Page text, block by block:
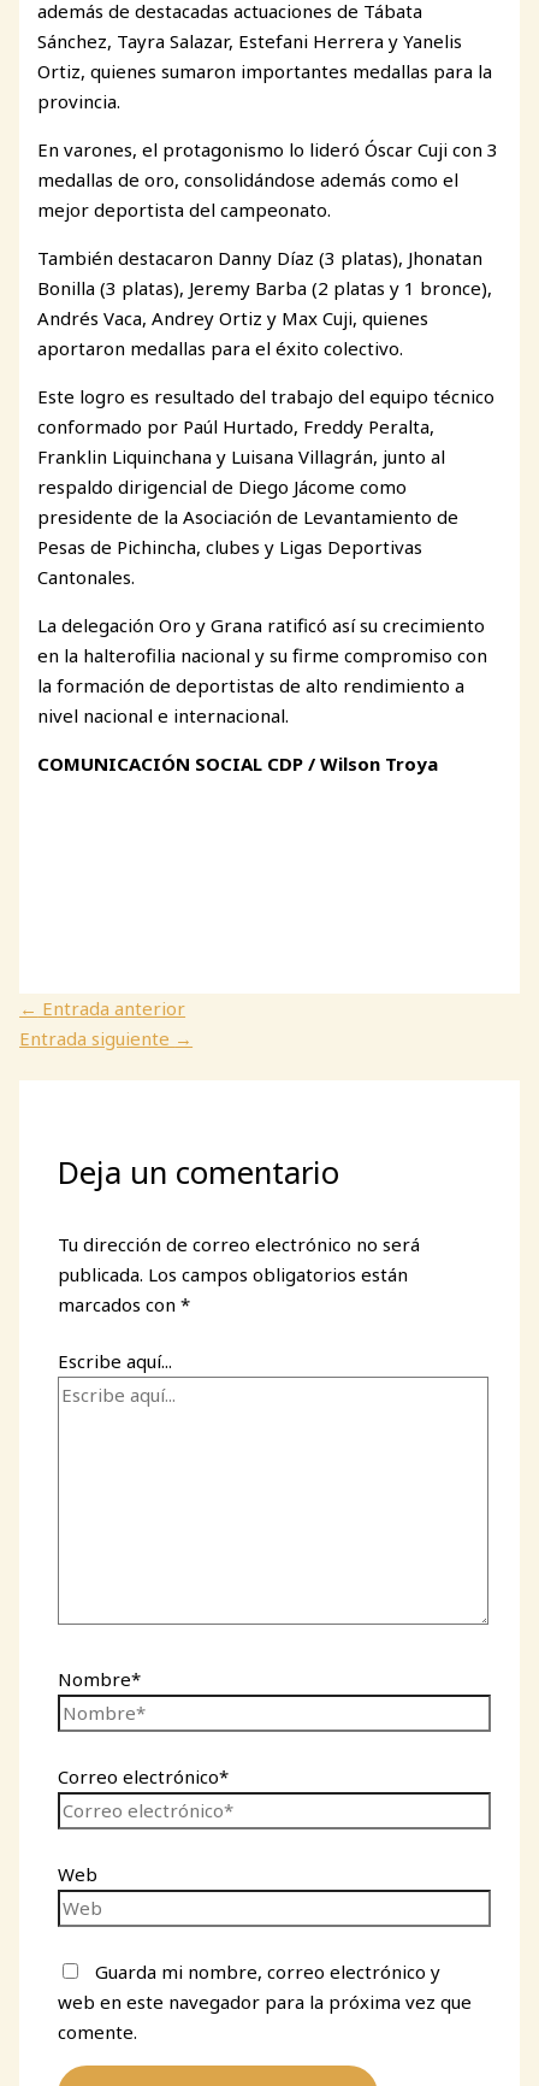
además de destacadas actuaciones de Tábata
Sánchez, Tayra Salazar, Estefani Herrera y Yanelis
Ortiz, quienes sumaron importantes medallas para la
provincia.
En varones, el protagonismo lo lideró Óscar Cuji con 3
medallas de oro, consolidándose además como el
mejor deportista del campeonato.
También destacaron Danny Díaz (3 platas), Jhonatan
Bonilla (3 platas), Jeremy Barba (2 platas y 1 bronce),
Andrés Vaca, Andrey Ortiz y Max Cuji, quienes
aportaron medallas para el éxito colectivo.
Este logro es resultado del trabajo del equipo técnico
conformado por Paúl Hurtado, Freddy Peralta,
Franklin Liquinchana y Luisana Villagrán, junto al
respaldo dirigencial de Diego Jácome como
presidente de la Asociación de Levantamiento de
Pesas de Pichincha, clubes y Ligas Deportivas
Cantonales.
La delegación Oro y Grana ratificó así su crecimiento
en la halterofilia nacional y su firme compromiso con
la formación de deportistas de alto rendimiento a
nivel nacional e internacional.
COMUNICACIÓN SOCIAL CDP / Wilson Troya
← Entrada anterior
Entrada siguiente →
Deja un comentario
Tu dirección de correo electrónico no será
publicada. Los campos obligatorios están
marcados con*
Escribe aquí...
Nombre*
Correo electrónico*
Web
Guarda mi nombre, correo electrónico y
web en este navegador para la próxima vez que
comente.